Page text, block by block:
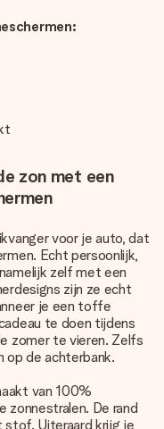
zon met een
voor je auto, dat
Echt persoonlijk,
zelf met een
zijn ze echt
je een toffe
te doen tijdens
zomer te vieren. Zelfs
op de achterbank.
van 100%
De rand
stof. Uiteraard krijg je